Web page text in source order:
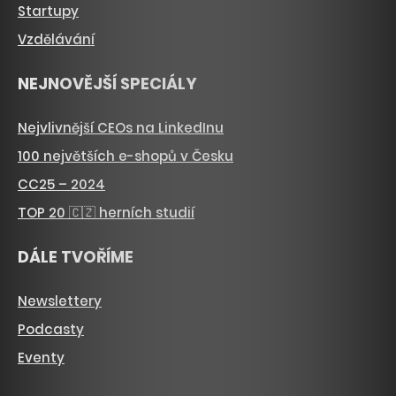
Startupy
Vzdělávání
NEJNOVĚJŠÍ SPECIÁLY
Nejvlivnější CEOs na LinkedInu
100 největších e-shopů v Česku
CC25 – 2024
TOP 20 🇨🇿 herních studií
DÁLE TVOŘÍME
Newslettery
Podcasty
Eventy